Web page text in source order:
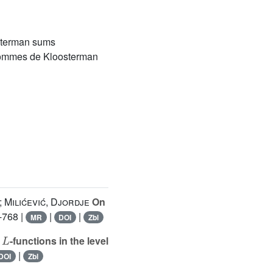
sums
de Kloosterman
Milićević, Djordje On
| MR | DOI | Zbl
-functions in the level
| Zbl